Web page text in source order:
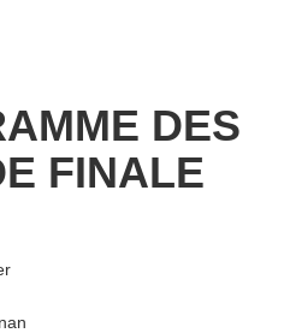
DES
FINALE